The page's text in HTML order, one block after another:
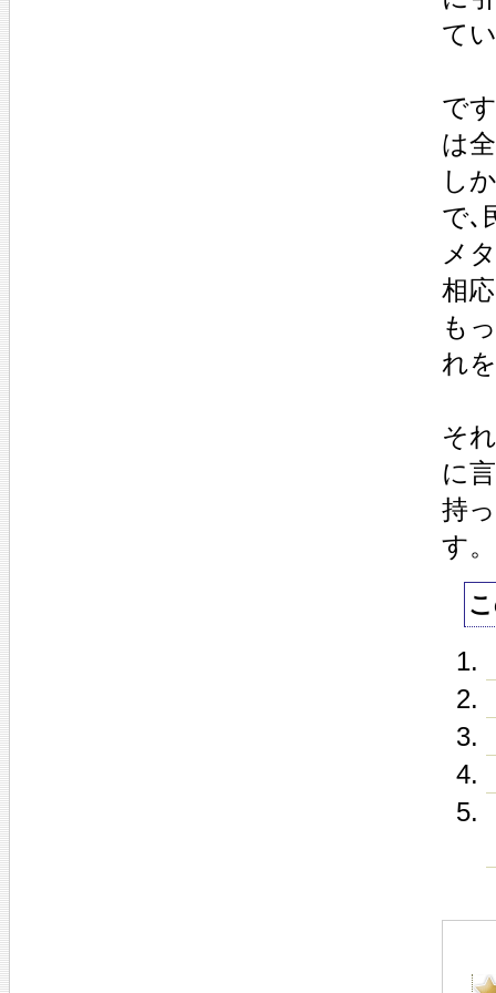
て
で
は
し
で､
メ
相
も
れ
そ
に
持
す。